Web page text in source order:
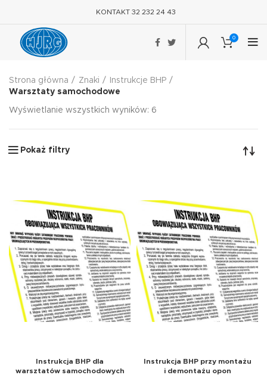
KONTAKT 32 232 24 43
0
Strona główna Znaki
Instrukcje BHP
Warsztaty samochodowe
Wyświetlanie wszystkich wyników: 6
Pokaż filtry
Instrukcja BHP dla
warsztatów samochodowych
Instrukcja BHP przy montażu
i demontażu opon